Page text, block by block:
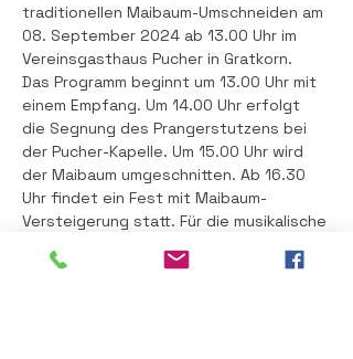
traditionellen Maibaum-Umschneiden am
08. September 2024 ab 13.00 Uhr im
Vereinsgasthaus Pucher in Gratkorn.
Das Programm beginnt um 13.00 Uhr mit
einem Empfang. Um 14.00 Uhr erfolgt
die Segnung des Prangerstutzens bei
der Pucher-Kapelle. Um 15.00 Uhr wird
der Maibaum umgeschnitten. Ab 16.30
Uhr findet ein Fest mit Maibaum-
Versteigerung statt. Für die musikalische
Steinbergduo. Für die ÖKB-Mitglieder